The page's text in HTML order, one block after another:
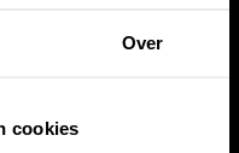
Over
cookies